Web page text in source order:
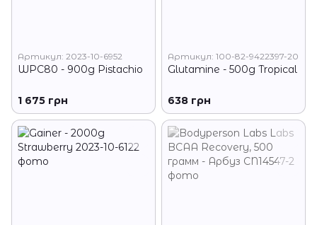
Артикул: 2023-10-6952
WPC80 - 900g Pistachio
1 675 грн
Артикул: 100-82-9422397-20
Glutamine - 500g Tropical
638 грн